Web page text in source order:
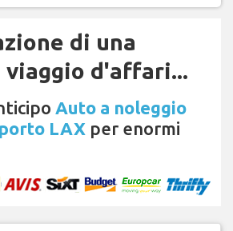
di una
viaggio d'affari...
Auto a noleggio
LAX per enormi